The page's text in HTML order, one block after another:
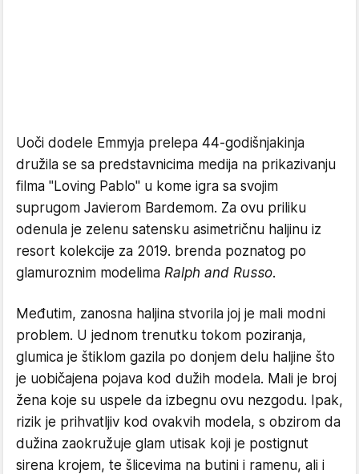
Uoči dodele Emmyja prelepa 44-godišnjakinja
družila se sa predstavnicima medija na prikazivanju
filma "Loving Pablo" u kome igra sa svojim
suprugom Javierom Bardemom. Za ovu priliku
odenula je zelenu satensku asimetričnu haljinu iz
resort kolekcije za 2019. brenda poznatog po
glamuroznim modelima Ralph and Russo.
Međutim, zanosna haljina stvorila joj je mali modni
problem. U jednom trenutku tokom poziranja,
glumica je štiklom gazila po donjem delu haljine što
je uobičajena pojava kod dužih modela. Mali je broj
žena koje su uspele da izbegnu ovu nezgodu. Ipak,
rizik je prihvatljiv kod ovakvih modela, s obzirom da
dužina zaokružuje glam utisak koji je postignut
sirena krojem, te šlicevima na butini i ramenu, ali i